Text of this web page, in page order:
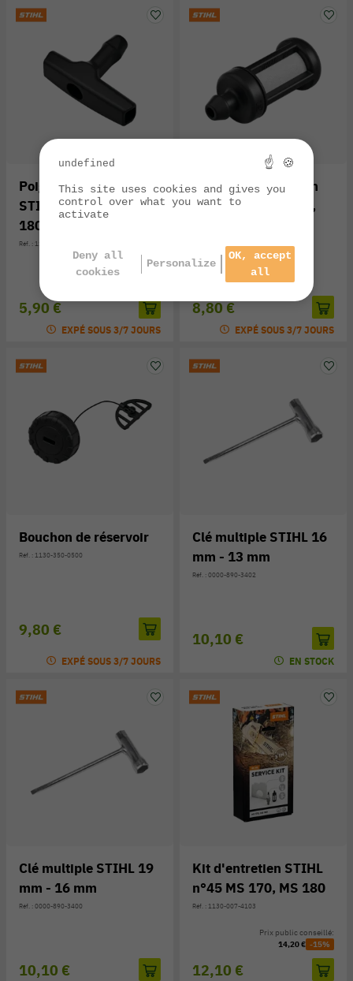
Poignée de lanceur
STIHL - MS 170 / MS
180
Réf. : 1121-195-3400
5,90 €
EXPÉ SOUS 3/7 JOURS
Crépine d'aspiration
STIHL pour MS 170,
8,80 €
EXPÉ SOUS 3/7 JOURS
Bouchon de réservoir
Réf. : 1130-350-0500
9,80 €
EXPÉ SOUS 3/7 JOURS
Clé multiple STIHL 16
mm - 13 mm
Réf. : 0000-890-3402
10,10 €
EN STOCK
Clé multiple STIHL 19
mm - 16 mm
Réf. : 0000-890-3400
10,10 €
Kit d'entretien STIHL
n°45 MS 170, MS 180
Réf. : 1130-007-4103
12,10 €
Prix public conseillé:
14,20 € -15%
undefined ☝ 🍪
This site uses cookies and gives you
control over what you want to
activate
Deny all
cookies
Personalize
OK, accept
all